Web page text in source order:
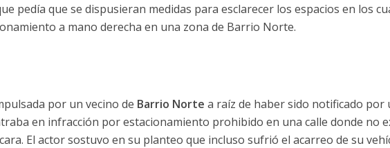
pedía que se dispusieran medidas para esclarecer los espacios en los
a mano derecha en una zona de Barrio Norte.
por un vecino de Barrio Norte a raíz de haber sido notificado por
en infracción por estacionamiento prohibido en una calle donde no
El actor sostuvo en su planteo que incluso sufrió el acarreo de su